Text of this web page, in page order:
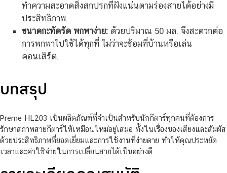
ทำความสะอาดสิ่งสกปรกที่ฝังแน่นตามร่องสายได้อย่างมี
ประสิทธิภาพ.
ขนาดกะทัดรัด พกพาง่าย:ด้วยปริมาณ 50 มล. จึงสะดวกต่อ
การพกพาไปใช้ได้ทุกที่ ไม่ว่าจะซ้อมที่บ้านหรือเล่น
คอนเสิร์ต.
บทสรุป
Preme HL203 เป็นผลิตภัณฑ์ที่จำเป็นสำหรับนักกีตาร์ทุกคนที่ต้องการ
รักษาสภาพสายกีตาร์ให้เหมือนใหม่อยู่เสมอ ทั้งในเรื่องของเสียงและสัมผัส
ด้วยประสิทธิภาพที่ยอดเยี่ยมและการใช้งานที่ง่ายดาย ทำให้คุณประหยัด
เวลาและค่าใช้จ่ายในการเปลี่ยนสายได้เป็นอย่างดี.